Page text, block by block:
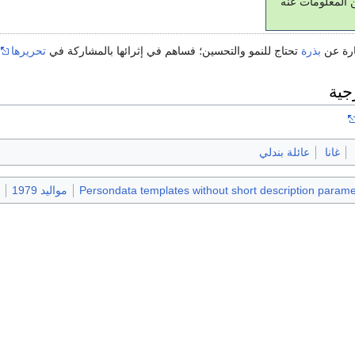
عن بذرة تحتاج للنمو والتحسين؛ فساهم في إثرائها بالمشاركة في تحريرها
غانا عائلة بندلي
Persondata templates without short description مواليد 1979